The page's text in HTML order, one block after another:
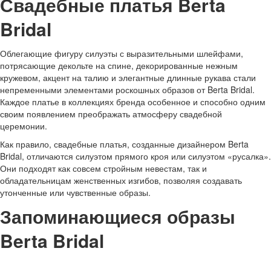
Bridal
Облегающие фигуру силуэты с выразительными шлейфами,
потрясающие декольте на спине, декорированные нежным
кружевом, акцент на талию и элегантные длинные рукава стали
непременными элементами роскошных образов от Berta Bridal.
Каждое платье в коллекциях бренда особенное и способно одним
своим появлением преображать атмосферу свадебной
церемонии.
Как правило, свадебные платья, созданные дизайнером Berta
Bridal, отличаются силуэтом прямого кроя или силуэтом «русалка».
Они подходят как совсем стройным невестам, так и
обладательницам женственных изгибов, позволяя создавать
утонченные или чувственные образы.
Запоминающиеся образы
Berta Bridal